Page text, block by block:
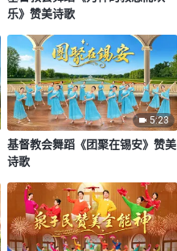
乐》赞美诗歌
5:23
基督教会舞蹈《团聚在锡安》赞美
诗歌